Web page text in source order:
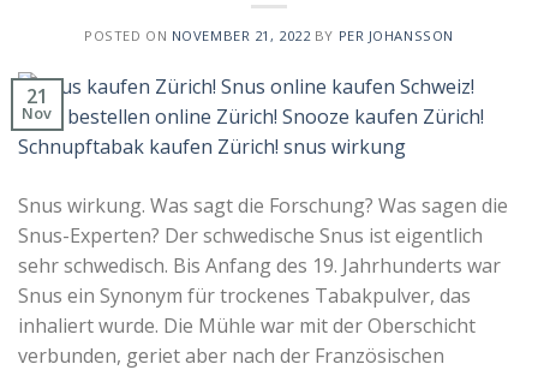
POSTED ON NOVEMBER 21, 2022 BY PER JOHANSSON
21
Nov
Snus wirkung. Was sagt die Forschung? Was sagen die
Snus-Experten? Der schwedische Snus ist eigentlich
sehr schwedisch. Bis Anfang des 19. Jahrhunderts war
Snus ein Synonym für trockenes Tabakpulver, das
inhaliert wurde. Die Mühle war mit der Oberschicht
verbunden, geriet aber nach der Französischen